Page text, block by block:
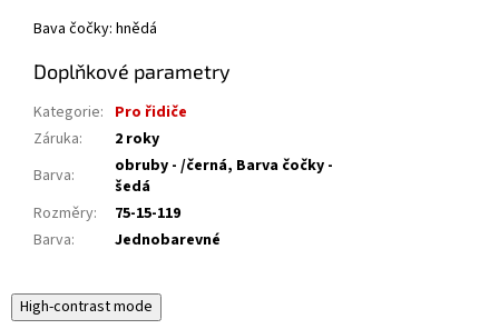
Bava čočky: hnědá
Doplňkové parametry
Kategorie: Pro řidiče
Záruka:
2 roky
Barva:
obruby - /černá, Barva čočky -
šedá
Rozměry:
75-15-119
Barva: Jednobarevné
High-contrast mode